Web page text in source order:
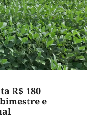
R$ 180
e